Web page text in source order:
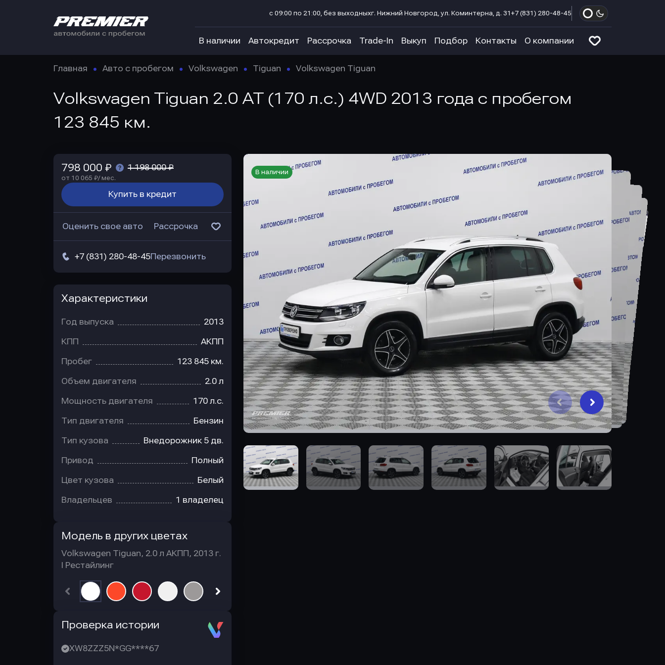
с 09:00 по 21:00, без выходныхг. Нижний Новгород, ул. Коминтерна, д. 31 +7 (831) 280-48-45
В наличии Автокредит Рассрочка Trade-In Выкуп Подбор Контакты О компании
Главная Авто с пробегом Volkswagen Tiguan Volkswagen Tiguan
Volkswagen Tiguan 2.0 AT (170 л.с.) 4WD 2013 года с пробегом
123 845 км.
В наличии
798 000 ₽ 1 198 000 ₽
от 10 065 ₽/ мес.
Купить в кредит
Оценить свое авто Рассрочка
+7 (831) 280-48-45Перезвонить
Характеристики
Год выпуска 2013
КПП АКПП
Пробег 123 845 км.
Объем двигателя 2.0 л
Мощность двигателя 170 л.с.
Тип двигателя Бензин
Тип кузова Внедорожник 5 дв.
Привод Полный
Цвет кузова Белый
Владельцев 1 владелец
Модель в других цветах
Volkswagen Tiguan, 2.0 л АКПП, 2013 г.
I Рестайлинг
Проверка истории
XW8ZZZ5N*GG****67